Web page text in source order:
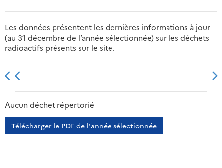
Les données présentent les dernières informations à jour
(au 31 décembre de l’année sélectionnée) sur les déchets
radioactifs présents sur le site.
2013 2014
Aucun déchet répertorié
Télécharger le PDF de l'année sélectionnée